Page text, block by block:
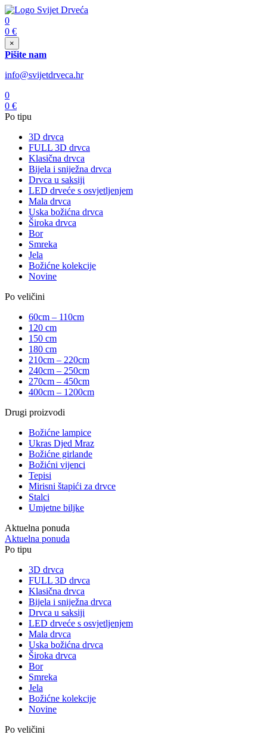
0
0 €
×
Pišite nam
info@svijetdrveca.hr
0
0 €
Po tipu
3D drvca
FULL 3D drvca
Klasična drvca
Bijela i sniježna drvca
Drvca u saksiji
LED drveće s osvjetljenjem
Mala drvca
Uska božićna drvca
Široka drvca
Bor
Smreka
Jela
Božićne kolekcije
Novine
Po veličini
60cm – 110cm
120 cm
150 cm
180 cm
210cm – 220cm
240cm – 250cm
270cm – 450cm
400cm – 1200cm
Drugi proizvodi
Božićne lampice
Ukras Djed Mraz
Božićne girlande
Božićni vijenci
Tepisi
Mirisni štapići za drvce
Stalci
Umjetne biljke
Aktuelna ponuda
Aktuelna ponuda
Po tipu
3D drvca
FULL 3D drvca
Klasična drvca
Bijela i sniježna drvca
Drvca u saksiji
LED drveće s osvjetljenjem
Mala drvca
Uska božićna drvca
Široka drvca
Bor
Smreka
Jela
Božićne kolekcije
Novine
Po veličini